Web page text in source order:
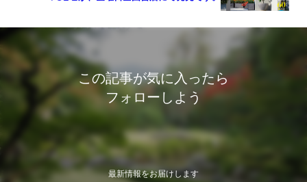
この記事が気に入ったら
フォローしよう
最新情報をお届けします